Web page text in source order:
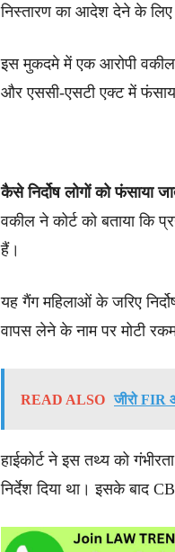
निस्तारण का आदेश देने के लिए
इस मुकदमे में एक आरोपी वकील
और एससी-एसटी एक्ट में
कैसे निर्दोष लोगों को फंसाया
व‌‌कील ‌ने कोर्ट को बताया कि
हैं।
यह गैंग महिलाओं के जरिए
वापस लेने के नाम पर मोटी
READ ALSO जीरो FIR
हाईकोर्ट ने इस तथ्य को
निर्देश दिया था। इसके बाद